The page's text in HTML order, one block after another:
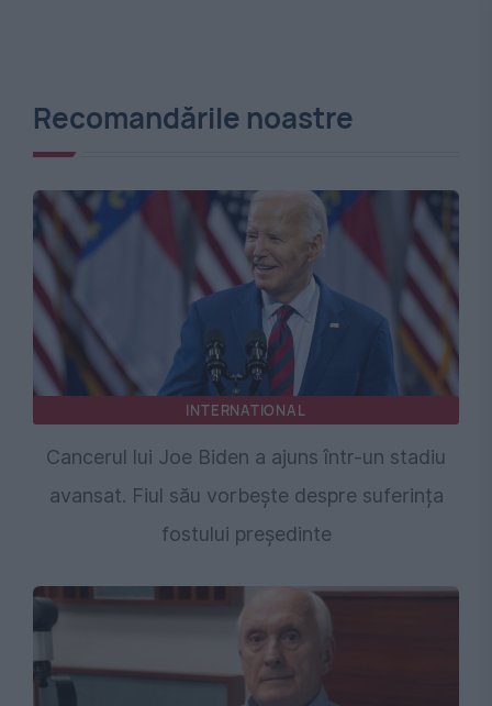
Recomandările noastre
INTERNATIONAL
Cancerul lui Joe Biden a ajuns într-un stadiu
avansat. Fiul său vorbește despre suferința
fostului președinte